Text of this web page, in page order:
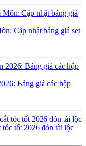
Cập nhật bảng giá set
Bảng giá các hộp
tóc tốt 2026 đón tài lộc